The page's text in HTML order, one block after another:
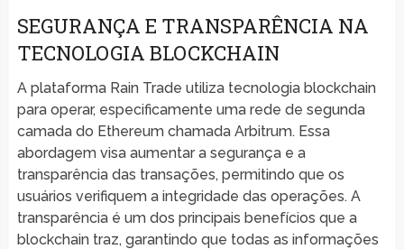
SEGURANÇA E TRANSPARÊNCIA NA
TECNOLOGIA BLOCKCHAIN
A plataforma Rain Trade utiliza tecnologia blockchain
para operar, especificamente uma rede de segunda
camada do Ethereum chamada Arbitrum. Essa
abordagem visa aumentar a segurança e a
transparência das transações, permitindo que os
usuários verifiquem a integridade das operações. A
transparência é um dos principais benefícios que a
blockchain traz, garantindo que todas as informações